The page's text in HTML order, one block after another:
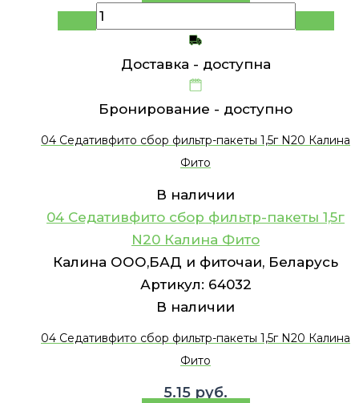
Доставка - доступна
Бронирование - доступно
04 Седативфито сбор фильтр-пакеты 1,5г N20 Калина
Фито
В наличии
04 Седативфито сбор фильтр-пакеты 1,5г
N20 Калина Фито
Калина ООО,БАД и фиточаи, Беларусь
Артикул: 64032
В наличии
04 Седативфито сбор фильтр-пакеты 1,5г N20 Калина
Фито
5.15 руб.